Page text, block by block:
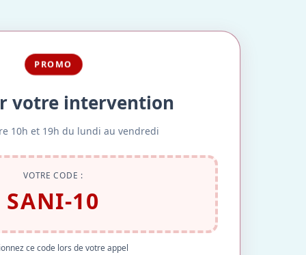
PROMO
votre intervention
10h et 19h du lundi au vendredi
VOTRE CODE :
SANI-10
ce code lors de votre appel